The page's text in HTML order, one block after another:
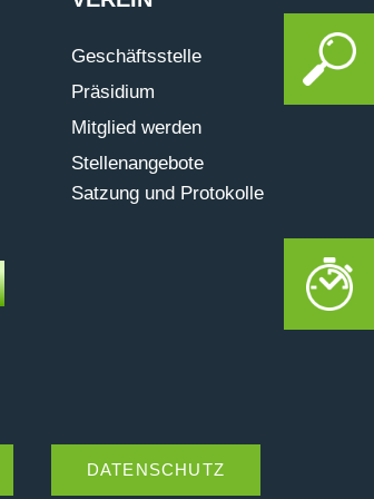
Geschäftsstelle
Präsidium
Mitglied werden
Stellenangebote
Satzung und Protokolle
DATENSCHUTZ